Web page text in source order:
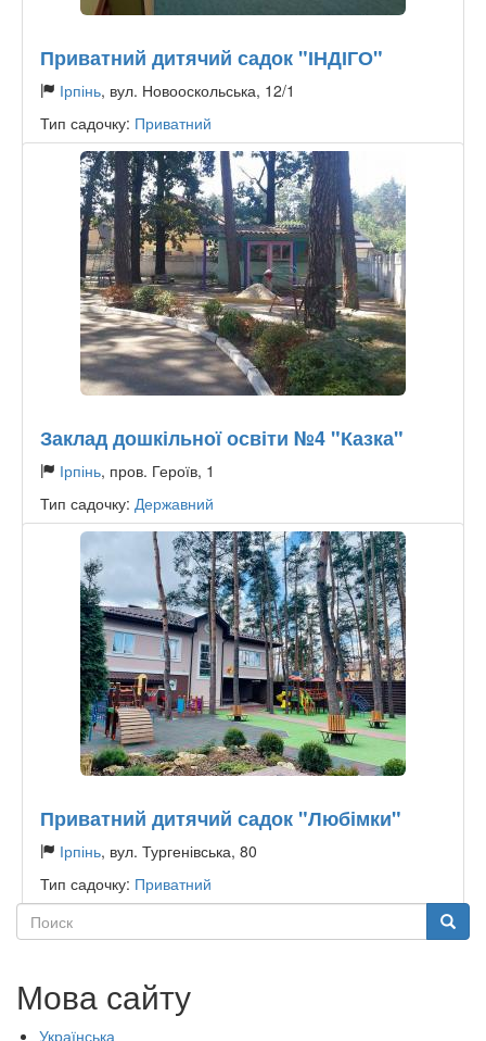
Приватний дитячий садок "ІНДІГО"
Ірпінь, вул. Новооскольська, 12/1
Тип садочку: Приватний
Заклад дошкільної освіти №4 "Казка"
Ірпінь, пров. Героїв, 1
Тип садочку: Державний
Приватний дитячий садок "Любімки"
Ірпінь, вул. Тургенівська, 80
Тип садочку: Приватний
Поиск
Поиск
Мова сайту
Українська